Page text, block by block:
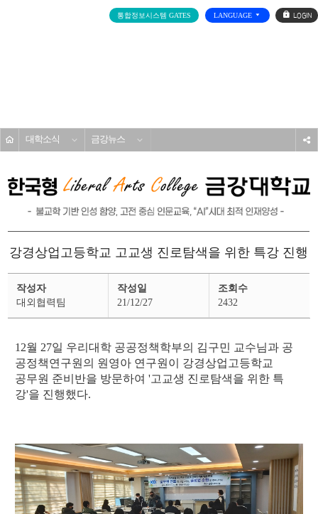
통합정보시스템 GATES LANGUAGE
로
그
대학소식 금강뉴스
상
강경상업고등학교 고교생 진로탐색을 위한 특강 진행
작성자
대외협력팀
작성일
21/12/27
조회수
2432
12월 27일 우리대학 공공정책학부의 김구민 교수님과 공
공정책연구원의 원영아 연구원이 강경상업고등학교
공무원 준비반을 방문하여 '고교생 진로탐색을 위한 특
강'을 진행했다.